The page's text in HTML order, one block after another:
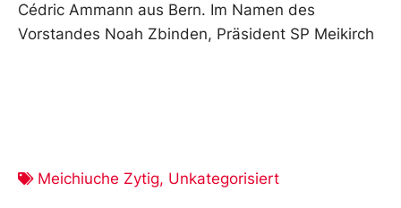
Cédric Ammann aus Bern. Im Namen des
Vorstandes Noah Zbinden, Präsident SP Meikirch
Meichiuche Zytig, Unkategorisiert